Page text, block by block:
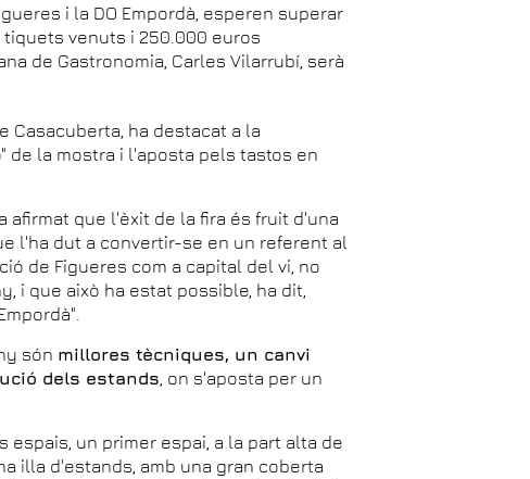
i la DO Empordà, esperen superar
venuts i 250.000 euros
de Gastronomia, Carles Vilarrubí, serà
Casacuberta, ha destacat a la
de la mostra i l'aposta pels tastos en
afirmat que l'èxit de la fira és fruit d'una
l'ha dut a convertir-se en un referent al
de Figueres com a capital del vi, no
i que això ha estat possible, ha dit,
són millores tècniques, un canvi
dels estands , on s'aposta per un
un primer espai, a la part alta de
illa d'estands, amb una gran coberta